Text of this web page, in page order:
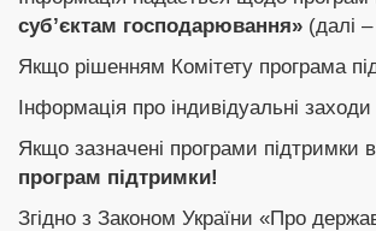
суб’єктам господарювання» (далі
Якщо рішенням Комітету програма
Інформація про індивідуальні
Якщо зазначені програми підтримки
програм підтримки!
Згідно з Законом України «Про